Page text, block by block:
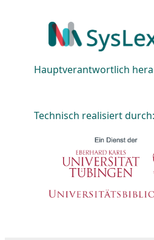
Hauptverantwortlich
Technisch realisiert durch: